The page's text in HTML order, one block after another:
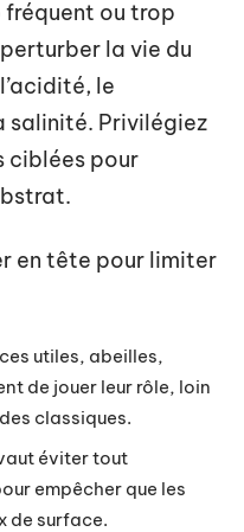
fréquent ou trop
la vie du
le
salinité. Privilégiez
ciblées pour
en tête pour limiter
utiles, abeilles,
de jouer leur rôle, loin
classiques.
éviter tout
empêcher que les
de surface.